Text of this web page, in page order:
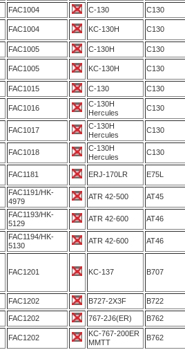
FAC1004 C-130 C130
FAC1004 KC-130H C130
FAC1005 C-130H C130
FAC1005 KC-130H C130
FAC1015 C-130 C130
FAC1016
C-130H
Hercules
C130
FAC1017
C-130H
Hercules
C130
FAC1018
C-130H
Hercules
C130
FAC1181 ERJ-170LR E75L
FAC1191/HK-
4979
ATR 42-500 AT45
FAC1193/HK-
5129
ATR 42-600 AT46
FAC1194/HK-
5130
ATR 42-600 AT46
FAC1201 KC-137 B707
FAC1202 B727-2X3F B722
FAC1202 767-2J6(ER) B762
FAC1202
KC-767-200ER
MMTT
B762